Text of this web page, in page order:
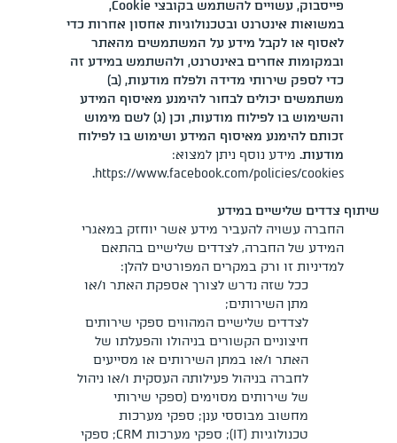
פייסבוק, עשויים להשתמש בקובצי
במשואות אינטרנט ובטכנולוגיות אחסון אחרות כדי
לאסוף או לקבל מידע על המשתמשים מהאתר
ובמקומות אחרים באינטרנט, ולהשתמש במידע זה
כדי לספק שירותי מדידה ולפלח מודעות, (ב)
משתמשים יכולים לבחור להימנע מאיסוף המידע
והשימוש בו לפילוח מודעות, וכן (ג) לשם מימוש
זכותם להימנע מאיסוף המידע ושימוש בו לפילוח
מודעות. מידע נוסף ניתן למצוא:
https://www.facebook.com/policies/cookies
.
שיתוף צדדים שלישיים במידע
החברה עשויה להעביר מידע אשר יוחזק במאגרי
המידע של החברה, לצדדים שלישיים בהתאם
למדיניות זו ורק במקרים המפורטים להלן:
ככל שזה נדרש לצורך אספקת האתר ו/או
מתן השירותים;
לצדדים שלישיים המהווים ספקי שירותים
חיצוניים הקשורים בניהולו והפעלתו של
האתר ו/או במתן השירותים או מסייעים
לחברה בניהול פעילותה העסקית ו/או ניהול
של שירותים מסוימים (ספקי שירותי
מחשוב מבוססי ענן; ספקי מערכות
טכנולוגיות (IT); ספקי מערכות CRM; ספקי